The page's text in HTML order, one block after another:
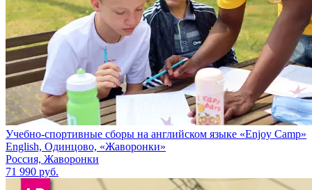
Учебно-спортивные сборы на английском языке «Enjoy Camp»
English, Одинцово, «Жаворонки»
Россия, Жаворонки
71 990 руб.